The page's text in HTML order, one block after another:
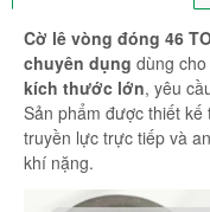
Cờ lê vòng đóng 46
chuyên dụng dùng
kích thước lớn, yêu
Sản phẩm được thiết kế
truyền lực trực tiếp và
khí nặng.